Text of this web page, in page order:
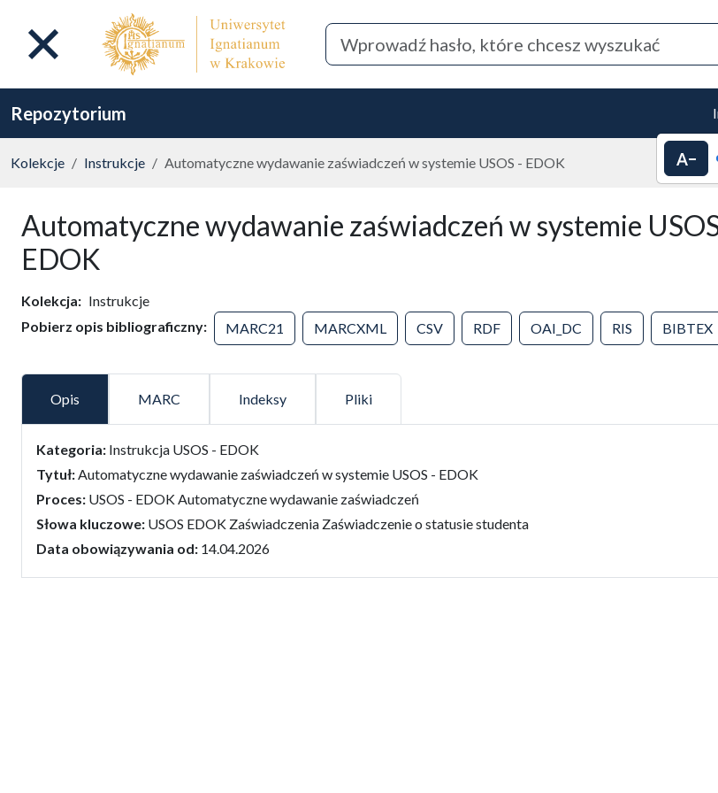
Repozytorium
Kolekcje Instrukcje Automatyczne wydawanie zaświadczeń w systemie USOS - EDOK
Automatyczne wydawanie zaświadczeń w systemie
EDOK
Kolekcja
Instrukcje
Pobierz opis bibliograficzny
MARC21 MARCXML CSV RDF OAI_DC RIS BIBTEX
Opis MARC Indeksy Pliki
false
Kategoria: Instrukcja USOS - EDOK
Tytuł:Automatyczne wydawanie zaświadczeń w systemie USOS - EDOK
Proces: USOS - EDOK Automatyczne wydawanie zaświadczeń
Słowa kluczowe: USOS EDOK Zaświadczenia Zaświadczenie o statusie studenta
Data obowiązywania od: 14.04.2026